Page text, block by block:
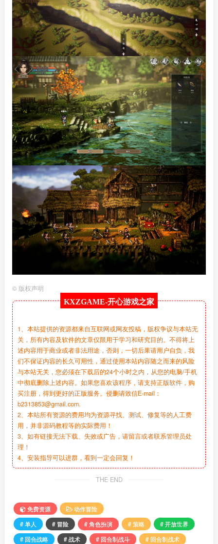
© 版权声明
KXZGAME-开心游戏之家
1、本站提供的资源都来自互联网或网友投稿，版权争议与本站无
关，所有内容及软件的文章仅限用于学习和研究目的。不得将上
述内容用于商业或者非法用途，否则，一切后果请用户自负，我
们不保证内容的长久可用性，通过使用本站内容随之而来的风险
与本站无关，您必须在下载后的24个小时之内，从您的电脑/手机
中彻底删除上述内容。如果您喜欢该程序，请支持正版软件，购
买注册，得到更好的正版服务。侵删请致信E-mail：
b2313853@gmail.com.
2、本站所有资源的费用均为资源寻找、测试、修复等的人工费
用，并非源码教程等的实际费用！
3、如有链接无法下载、失效或广告，请留言或者联系管理员处
理！
4、安装指导可以进群，看到一定会回复！
THE END
免费资源
动作冒险
# 单人
# 冒险 # 角色扮演 # 策略
# 开放世界
# 回合战略
# 战术 # 回合制战斗
# 回合制战术